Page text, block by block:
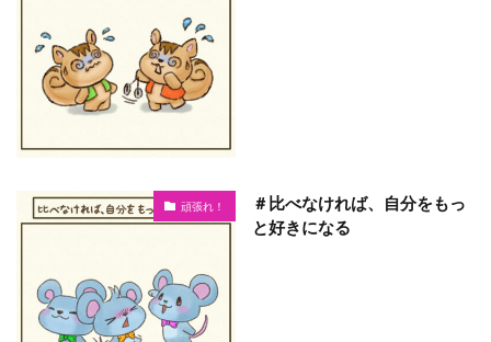
頑張れ！
＃比べなければ、自分をもっ
と好きになる